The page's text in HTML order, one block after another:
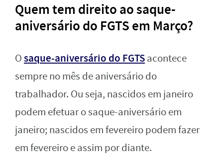
Quem tem direito ao saque-
aniversário do FGTS em Março?
Osaque-aniversário do FGTSacontece
sempre no mês de aniversário do
trabalhador. Ou seja, nascidos em janeiro
podem efetuar o saque-aniversário em
janeiro; nascidos em fevereiro podem fazer
em fevereiro e assim por diante.